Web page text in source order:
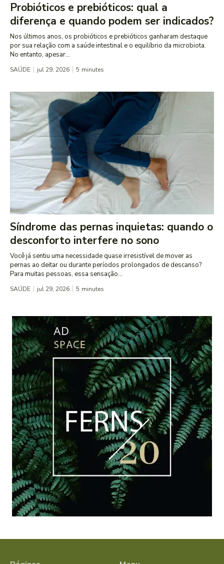
Probióticos e prebióticos: qual a
diferença e quando podem ser indicados?
Nos últimos anos, os probióticos e prebióticos ganharam destaque
por sua relação com a saúde intestinal e o equilíbrio da microbiota.
No entanto, apesar...
SAÚDE jul 29, 2026 5 minutes
Síndrome das pernas inquietas: quando o
desconforto interfere no sono
Você já sentiu uma necessidade quase irresistível de mover as
pernas ao deitar ou durante períodos prolongados de descanso?
Para muitas pessoas, essa sensação...
SAÚDE jul 29, 2026 5 minutes